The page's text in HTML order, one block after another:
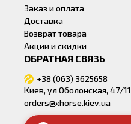
Заказ и оплата
Доставка
Возврат товара
Акции и скидки
ОБРАТНАЯ СВЯЗЬ
+38 (063) 3625658
Киев, ул Оболонская, 47/11
orders@xhorse.kiev.ua